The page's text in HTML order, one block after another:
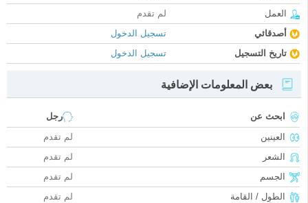
العمل
لم تقدم
أصدقائي
تسجيل الدخول
تاريخ التسجيل
تسجيل الدخول
بعض المعلومات الإضافية
ابحث عن
رجل
العينين
لم تقدم
الشعر
لم تقدم
الجسم
لم تقدم
الطول / القامة
لم تقدم